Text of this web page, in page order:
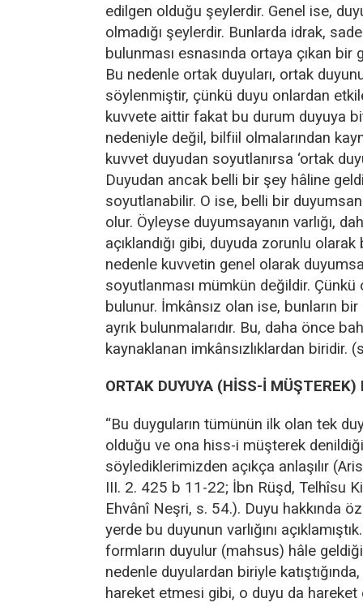
edilgen olduğu şeylerdir. Genel ise,
olmadığı şeylerdir. Bunlarda idrak,
bulunması esnasında ortaya çıkan bir
Bu nedenle ortak duyuları, ortak
söylenmiştir, çünkü duyu onlardan
kuvvete aittir fakat bu durum duyuya
nedeniyle değil, bilfiil olmalarından
kuvvet duyudan soyutlanırsa ‘ortak
Duyudan ancak belli bir şey hâline
soyutlanabilir. O ise, belli bir
olur. Öyleyse duyumsayanın varlığı,
açıklandığı gibi, duyuda zorunlu olarak
nedenle kuvvetin genel olarak
soyutlanması mümkün değildir. Çünkü
bulunur. İmkânsız olan ise, bunların
ayrık bulunmalarıdır. Bu, daha önce
kaynaklanan imkânsızlıklardan biridir.
ORTAK DUYUYA (HİSS-İ MÜŞTEREK)
“Bu duyguların tümünün ilk olan tek
olduğu ve ona hiss-i müşterek denildiği
söylediklerimizden açıkça anlaşılır
III. 2. 425 b 11-22; İbn Rüşd, Telhîsu
Ehvânî Neşri, s. 54.). Duyu hakkında
yerde bu duyunun varlığını
formların duyulur (mahsus) hâle
nedenle duyulardan biriyle
hareket etmesi gibi, o duyu da hareket